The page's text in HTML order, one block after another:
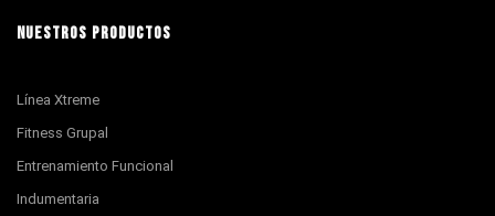
NUESTROS PRODUCTOS
Línea Xtreme
Fitness Grupal
Entrenamiento Funcional
Indumentaria